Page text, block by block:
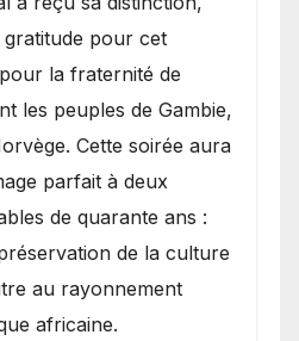
pour cet
la fraternité de
les peuples de Gambie,
Cette soirée aura
parfait à deux
de quarante ans :
de la culture
au rayonnement
africaine.